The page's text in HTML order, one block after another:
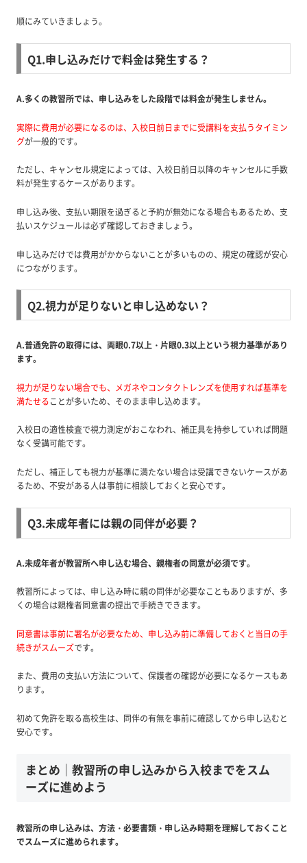
順にみていきましょう。
Q1.申し込みだけで料金は発生する？
A.多くの教習所では、申し込みをした段階では料金が発生しません。
実際に費用が必要になるのは、入校日前日までに受講料を支払うタイミン
グが一般的です。
ただし、キャンセル規定によっては、入校日前日以降のキャンセルに手数
料が発生するケースがあります。
申し込み後、支払い期限を過ぎると予約が無効になる場合もあるため、支
払いスケジュールは必ず確認しておきましょう。
申し込みだけでは費用がかからないことが多いものの、規定の確認が安心
につながります。
Q2.視力が足りないと申し込めない？
A.普通免許の取得には、両眼0.7以上・片眼0.3以上という視力基準があり
ます。
視力が足りない場合でも、メガネやコンタクトレンズを使用すれば基準を
満たせることが多いため、そのまま申し込めます。
入校日の適性検査で視力測定がおこなわれ、補正具を持参していれば問題
なく受講可能です。
ただし、補正しても視力が基準に満たない場合は受講できないケースがあ
るため、不安がある人は事前に相談しておくと安心です。
Q3.未成年者には親の同伴が必要？
A.未成年者が教習所へ申し込む場合、親権者の同意が必須です。
教習所によっては、申し込み時に親の同伴が必要なこともありますが、多
くの場合は親権者同意書の提出で手続きできます。
同意書は事前に署名が必要なため、申し込み前に準備しておくと当日の手
続きがスムーズです。
また、費用の支払い方法について、保護者の確認が必要になるケースもあ
ります。
初めて免許を取る高校生は、同伴の有無を事前に確認してから申し込むと
安心です。
まとめ｜教習所の申し込みから入校までをスム
ーズに進めよう
教習所の申し込みは、方法・必要書類・申し込み時期を理解しておくこと
でスムーズに進められます。